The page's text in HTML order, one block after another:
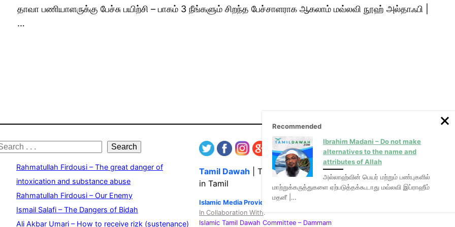
தாவா பணியாளருக்கு பேச்சு பயிற்சி – பாகம் 3 நீங்களும் சிறந்த பேச்சாளராக ஆகலாம் மவ்லவி நூஹ் அல்தாஃபி |
…
Search
Rahmatullah Firdousi – The great danger of
intoxication and substance abuse
Rahmatullah Firdousi – Our Enemy
Ismail Salafi – The Dangers of Bidah
Ali Akbar Umari – How to receive rizk (sustenance)
Tamil Dawah | The Media Hub for Islamic Lectures
in Tamil
Islamic Media Provider of video & audio mp3 tamil bayans
In Collaboration With:
Islamic Tamil Dawah Committee – Dammam
Recommended
Ibrahim Madani – Do not make
alternatives to the name and
attributes of Allah
அல்லாஹ்வின் பெயர் மற்றும் பண்புகளில்
மாற்றுக்கருத்துகளை ஏற்படுத்தக்கூடாது மவ்லவி இப்ராஹீம்
மதனீ |…